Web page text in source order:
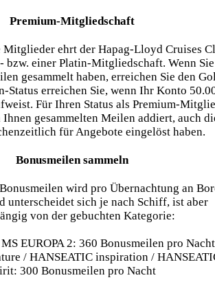
Premium-Mitgliedschaft
Mitglieder ehrt der Hapag-Lloyd Cruises
bzw. einer Platin-Mitgliedschaft. Wenn Sie
gesammelt haben, erreichen Sie den
Status erreichen Sie, wenn Ihr Konto
Für Ihren Status als Premium-
gesammelten Meilen addiert, auch
für Angebote eingelöst haben.
Bonusmeilen sammeln
wird pro Übernachtung an
unterscheidet sich je nach Schiff, ist aber
von der gebuchten Kategorie:
EUROPA 2: 360 Bonusmeilen pro Nacht
/ HANSEATIC inspiration /
300 Bonusmeilen pro Nacht